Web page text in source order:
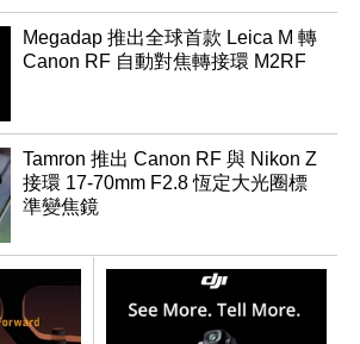
Megadap 推出全球首款 Leica M 轉
Canon RF 自動對焦轉接環 M2RF
Tamron 推出 Canon RF 與 Nikon Z
接環 17-70mm F2.8 恆定大光圈標
準變焦鏡